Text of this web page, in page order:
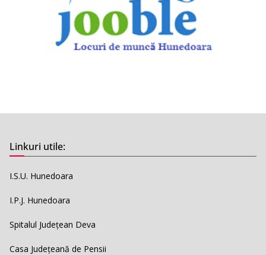
Linkuri utile:
I.S.U. Hunedoara
I.P.J. Hunedoara
Spitalul Județean Deva
Casa Județeană de Pensii